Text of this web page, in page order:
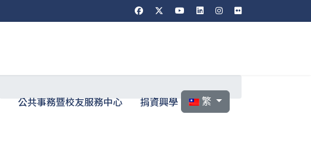
公共事務暨校友服務中心 捐資興學 選擇你的語言
繁